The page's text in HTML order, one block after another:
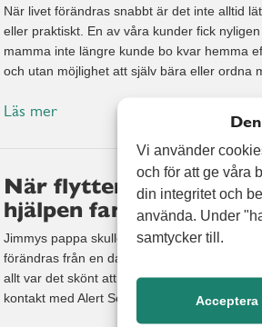
När livet förändras snabbt är det inte alltid
eller praktiskt. En av våra kunder fick
mamma inte längre kunde bo kvar hemma
och utan möjlighet att själv bära eller ordna
Läs mer
När flytten blev
hjälpen fanns nära
Jimmys pappa skulle flytta till ett
förändras från en dag till en annan, och det
allt var det skönt att veta att hjälp fanns att
kontakt med Alert Senior. Sist handlade
Vi använder
och för att ge våra
din integritet och
använda. Under
samtycker till.
Acceptera